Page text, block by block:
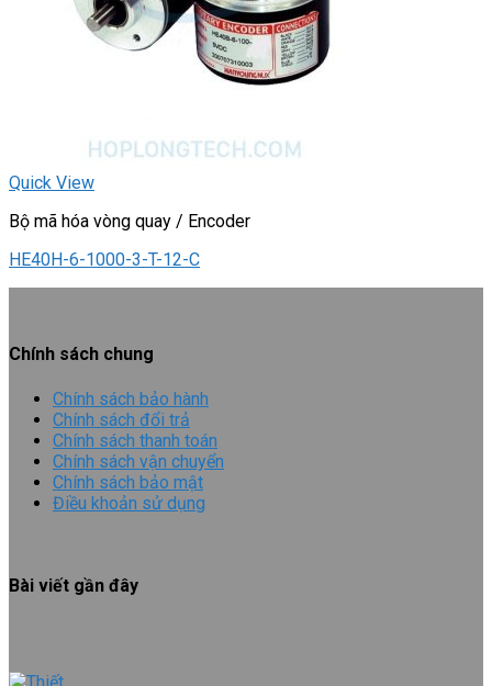
Quick View
Bộ mã hóa vòng quay / Encoder
HE40H-6-1000-3-T-12-C
Chính sách chung
Chính sách bảo hành
Chính sách đổi trả
Chính sách thanh toán
Chính sách vận chuyển
Chính sách bảo mật
Điều khoản sử dụng
Bài viết gần đây